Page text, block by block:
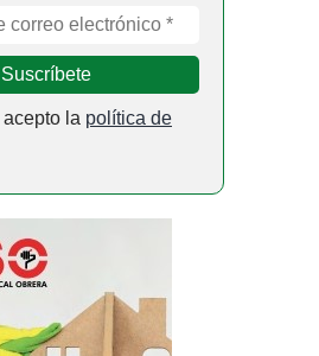
la política de